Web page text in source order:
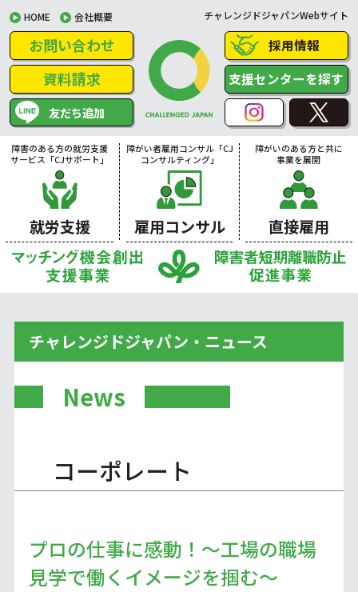
HOME 会社概要 チャレンジドジャパンWebサイト
お問い合わせ
資料請求
友だち追加
採用情報
支援センターを探す
障害のある方の就労支援
サービス「CJサポート」
就労支援
障がい者雇用コンサル「CJ
コンサルティング」
雇用コンサル
障がいのある方と共に
事業を展開
直接雇用
チャレンジドジャパン・ニュース
News
コーポレート
プロの仕事に感動！～工場の職場
見学で働くイメージを掴む～